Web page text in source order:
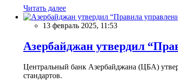
Читать далее
13 февраль 2025, 11:53
Азербайджан утвердил
Центральный банк Азербайджана (ЦБА)
стандартов.